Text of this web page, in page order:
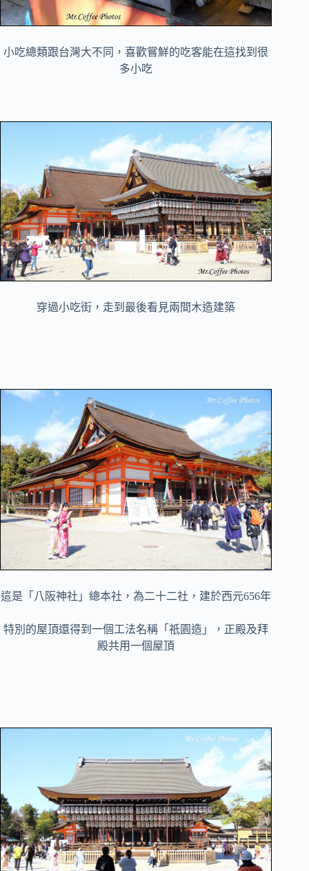
小吃總類跟台灣大不同，喜歡嘗鮮的吃客能在這找到很
多小吃
穿過小吃街，走到最後看見兩間木造建築
這是「八阪神社」總本社，為二十二社，建於西元656年
特別的屋頂還得到一個工法名稱「祇園造」，正殿及拜
殿共用一個屋頂